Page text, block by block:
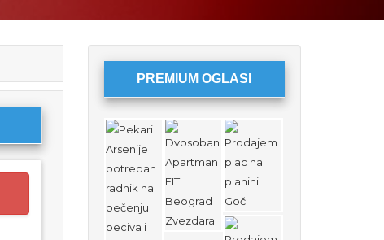
PREMIUM OGLASI